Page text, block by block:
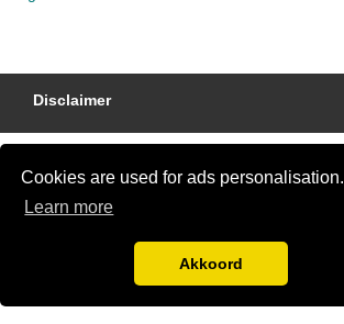
Cookies are used for ads personalisation.
Learn more
Akkoord
Disclaimer